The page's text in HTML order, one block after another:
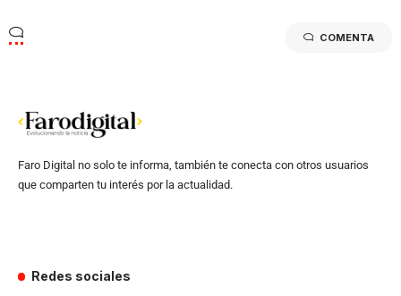
COMENTA
Faro Digital no solo te informa, también te conecta con otros usuarios
que comparten tu interés por la actualidad.
Redes sociales